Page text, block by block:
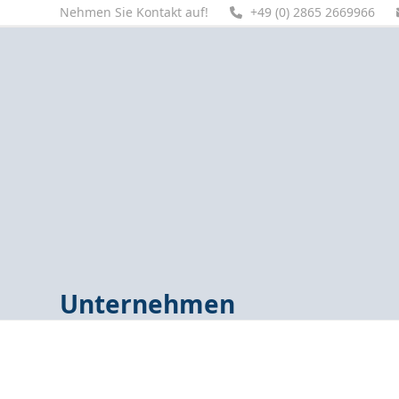
Nehmen Sie Kontakt auf! +49 (0) 2865 2669966
Unternehmen